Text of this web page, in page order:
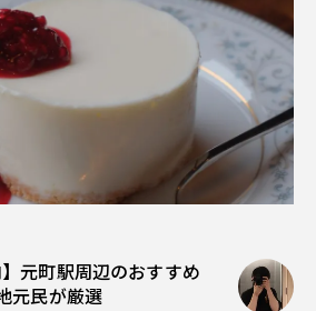
】元町駅周辺のおすすめ
元民が厳選